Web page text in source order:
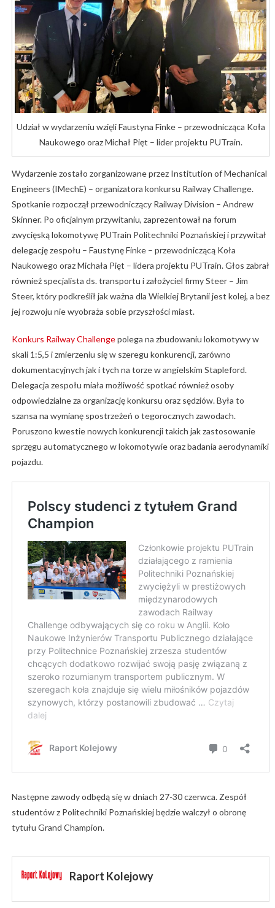
Udział w wydarzeniu wzięli Faustyna Finke – przewodnicząca Koła
Naukowego oraz Michał Pięt – lider projektu PUTrain.
Wydarzenie zostało zorganizowane przez Institution of Mechanical
Engineers (IMechE) – organizatora konkursu Railway Challenge.
Spotkanie rozpoczął przewodniczący Railway Division – Andrew
Skinner. Po oficjalnym przywitaniu, zaprezentował na forum
zwycięską lokomotywę PUTrain Politechniki Poznańskiej i przywitał
delegację zespołu – Faustynę Finke – przewodniczącą Koła
Naukowego oraz Michała Pięt – lidera projektu PUTrain. Głos zabrał
również specjalista ds. transportu i założyciel firmy Steer – Jim
Steer, który podkreślił jak ważna dla Wielkiej Brytanii jest kolej, a bez
jej rozwoju nie wyobraża sobie przyszłości miast.
Konkurs Railway Challengepolega na zbudowaniu lokomotywy w
skali 1:5,5 i zmierzeniu się w szeregu konkurencji, zarówno
dokumentacyjnych jak i tych na torze w angielskim Stapleford.
Delegacja zespołu miała możliwość spotkać również osoby
odpowiedzialne za organizację konkursu oraz sędziów. Była to
szansa na wymianę spostrzeżeń o tegorocznych zawodach.
Poruszono kwestie nowych konkurencji takich jak zastosowanie
sprzęgu automatycznego w lokomotywie oraz badania aerodynamiki
pojazdu.
Następne zawody odbędą się w dniach 27-30 czerwca. Zespół
studentów z Politechniki Poznańskiej będzie walczył o obronę
tytułu Grand Champion.
Raport Kolejowy